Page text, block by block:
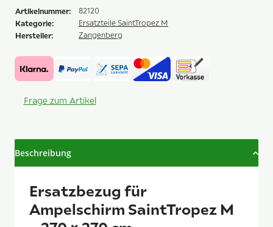
Artikelnummer: 82120
Kategorie: Ersatzteile SaintTropez M
Hersteller: Zangenberg
Frage zum Artikel
Beschreibung
Ersatzbezug für
Ampelschirm SaintTropez M